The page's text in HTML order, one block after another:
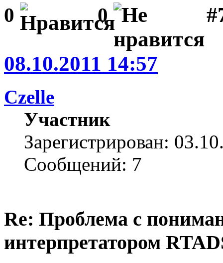
0 0
08.10.2011 14:57
Czelle
Участник
Зарегистрирован:
Сообщений: 7
Re: Проблема с
интерпретатором